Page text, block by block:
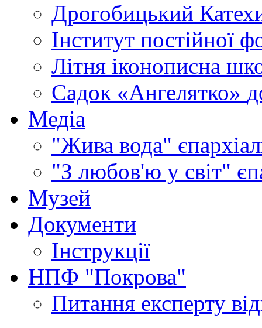
Дрогобицький
Інститут постійної
Літня іконописна
Садок «Ангелятко»
Медіа
"Жива вода"
"З любов'ю у світ"
Музей
Документи
Інструкції
НПФ "Покрова"
Питання експерту